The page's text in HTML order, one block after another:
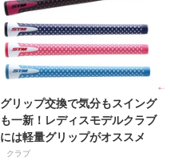
グリップ交換で気分もスイング
も一新！レディスモデルクラブ
には軽量グリップがオススメ
クラブ